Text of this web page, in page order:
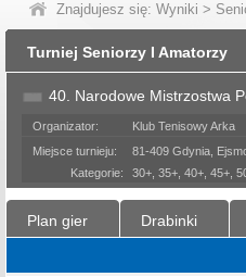
Znajdujesz się: Wyniki >
Turniej Seniorzy I Amatorzy
40. Narodowe Mistrzostwa
Organizator:
Klub Tenisowy Arka
Miejsce turnieju:
81-409 Gdynia,
Kategorie:
30+, 35+, 40+, 45+,
Plan gier Drabinki